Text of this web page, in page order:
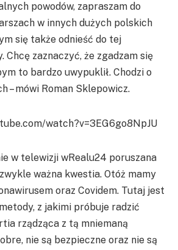
powodów, zapraszam do
w innych dużych polskich
się także odnieść do tej
Chcę zaznaczyć, że zgadzam się
to bardzo uwypuklił. Chodzi o
– mówi Roman Sklepowicz.
watch?v=3EG6go8NpJU
w telewizji wRealu24 poruszana
ważna kwestia. Otóż mamy
oraz Covidem. Tutaj jest
z jakimi próbuje radzić
rządząca z tą mniemaną
nie są bezpieczne oraz nie są